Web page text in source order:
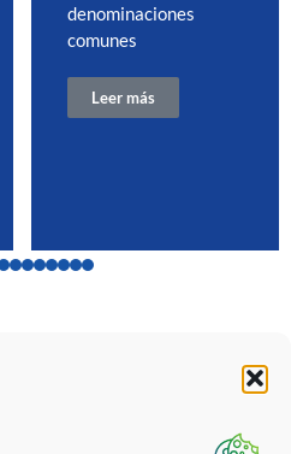
denominaciones
comunes
Leer más